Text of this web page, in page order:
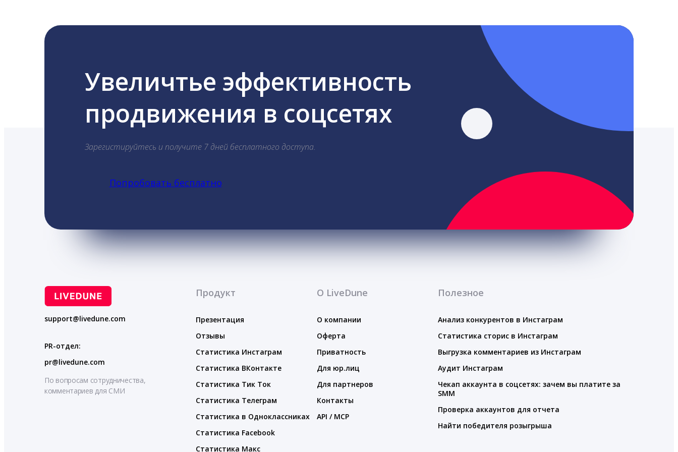
Увеличтье эффективность
продвижения в соцсетях
Зарегистируйтесь и получите 7 дней бесплатного доступа.
Попробовать бесплатно
support@livedune.com
PR-отдел:
pr@livedune.com
По вопросам сотрудничества,
комментариев для СМИ
Продукт
Презентация
Отзывы
Статистика Инстаграм
Статистика ВКонтакте
Статистика Тик Ток
Статистика Телеграм
Статистика в Одноклассниках
Статистика Facebook
Статистика Макс
О LiveDune
О компании
Оферта
Приватность
Для юр.лиц
Для партнеров
Контакты
API / MCP
Полезное
Анализ конкурентов в Инстаграм
Статистика сторис в Инстаграм
Выгрузка комментариев из Инстаграм
Аудит Инстаграм
Чекап аккаунта в соцсетях: зачем вы платите за
SMM
Проверка аккаунтов для отчета
Найти победителя розыгрыша